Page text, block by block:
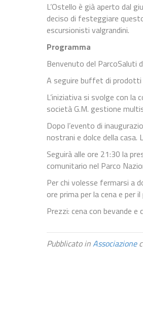
L’Ostello è già aperto dal
deciso di festeggiare
escursionisti valgrandini.
Programma
Benvenuto del ParcoSaluti
A seguire buffet di prodotti
L’iniziativa si svolge con la
società G.M. gestione
Dopo l’evento di
nostrani e dolce della casa.
Seguirà alle ore 21:30 la
comunitario nel Parco
Per chi volesse fermarsi a
ore prima per la cena e
Prezzi: cena con bevande
Pubblicato inAssociazione